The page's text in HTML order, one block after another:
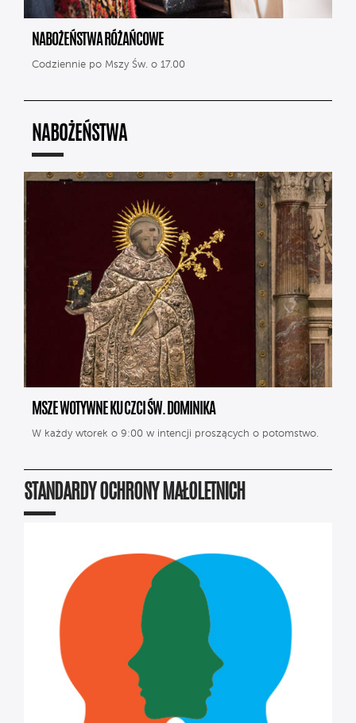
NABOŻEŃSTWA RÓŻAŃCOWE
Codziennie po Mszy Św. o 17.00
NABOŻEŃSTWA
MSZE WOTYWNE KU CZCI ŚW. DOMINIKA
W każdy wtorek o 9:00 w intencji proszących o potomstwo.
STANDARDY OCHRONY MAŁOLETNICH